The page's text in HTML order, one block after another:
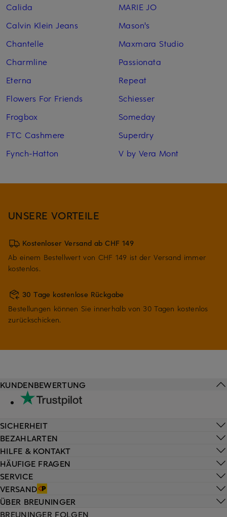
Calida
Calvin Klein Jeans
Chantelle
Charmline
Eterna
Flowers For Friends
Frogbox
FTC Cashmere
Fynch-Hatton
MARIE JO
Mason's
Maxmara Studio
Passionata
Repeat
Schiesser
Someday
Superdry
V by Vera Mont
UNSERE VORTEILE
Kostenloser Versand ab CHF 149
Ab einem Bestellwert von CHF 149 ist der Versand immer
kostenlos.
30 Tage kostenlose Rückgabe
Bestellungen können Sie innerhalb von 30 Tagen kostenlos
zurückschicken.
HILFE & KONTAKT
HÄUFIGE FRAGEN
SERVICE
VERSAND
KUNDENBEWERTUNG
SICHERHEIT
BEZAHLARTEN
ÜBER BREUNINGER
BREUNINGER FOLGEN